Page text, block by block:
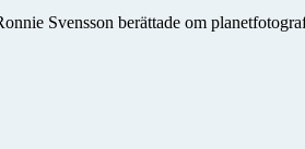
Svensson berättade om